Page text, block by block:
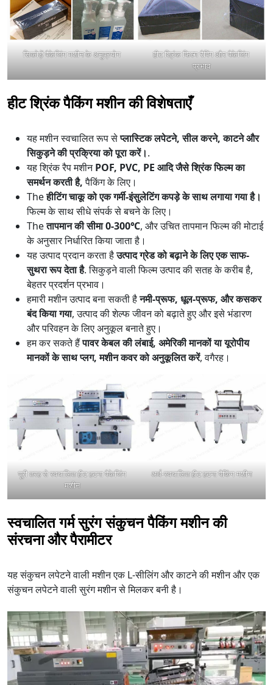
सिकोड़ें पैकेजिंग मशीन के अनुप्रयोग
हीट श्रिंक फिल्म रैपिंग और पैकेजिंग
प्रभाव
हीट श्रिंक पैकिंग मशीन की विशेषताएँ
यह मशीन स्वचालित रूप सेप्लास्टिक लपेटने, सील करने, काटने और
सिकुड़ने की प्रक्रिया को पूरा करें।.
यह श्रिंक रैप मशीनPOF, PVC, PE आदि जैसे श्रिंक फिल्म का
समर्थन करती है,पैकिंग के लिए।
Theहीटिंग चाकू को एक गर्मी-इंसुलेटिंग कपड़े के साथ लगाया गया है।
फिल्म के साथ सीधे संपर्क से बचने के लिए।
Theतापमान की सीमा 0-300℃, और उचित तापमान फिल्म की मोटाई
के अनुसार निर्धारित किया जाता है।
यह उत्पाद प्रदान करता हैउत्पाद ग्रेड को बढ़ाने के लिए एक साफ-
सुथरा रूप देता है. सिकुड़ने वाली फिल्म उत्पाद की सतह के करीब है,
बेहतर प्रदर्शन प्रभाव।
हमारी मशीन उत्पाद बना सकती हैनमी-प्रूफ, धूल-प्रूफ, और कसकर
बंद किया गया, उत्पाद की शेल्फ जीवन को बढ़ाते हुए और इसे भंडारण
और परिवहन के लिए अनुकूल बनाते हुए।
हम कर सकते हैंपावर केबल की लंबाई, अमेरिकी मानकों या यूरोपीय
मानकों के साथ प्लग, मशीन कवर को अनुकूलित करें, वगैरह।
पूरी तरह से स्वचालित हीट हटना पैकेजिंग
मशीन
अर्ध-स्वचालित हीट हटना पैकिंग मशीन
स्वचालित गर्म सुरंग संकुचन पैकिंग मशीन की
संरचना और पैरामीटर
यह संकुचन लपेटने वाली मशीन एक L-सीलिंग और काटने की मशीन और एक
संकुचन लपेटने वाली सुरंग मशीन से मिलकर बनी है।